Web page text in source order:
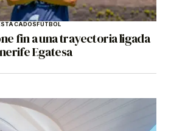
FÚTBOL
fin a una trayectoria ligada
Egatesa